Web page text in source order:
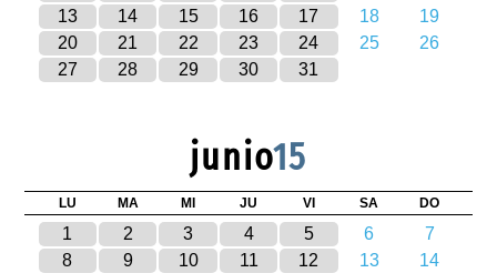
13
14 15 16 17 18
19
20
21 22 23 24 25
26
27
28 29 30 31
junio15
LU MA MI JU VI SA DO
1 2 3 4 5 6
7
8
9 10 11 12 13
14